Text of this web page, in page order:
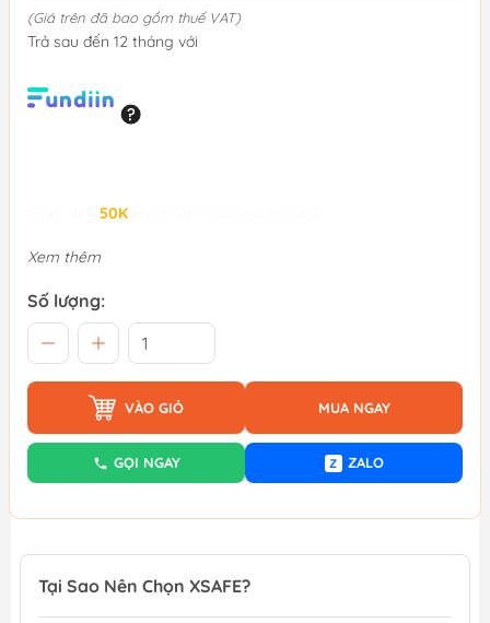
(Giá trên đã bao gồm thuế VAT)
Trả sau đến 12 tháng với
50K
Xem thêm
Số lượng:
VÀO GIỎ MUA NGAY
GỌI NGAY Z ZALO
Tại Sao Nên Chọn XSAFE?